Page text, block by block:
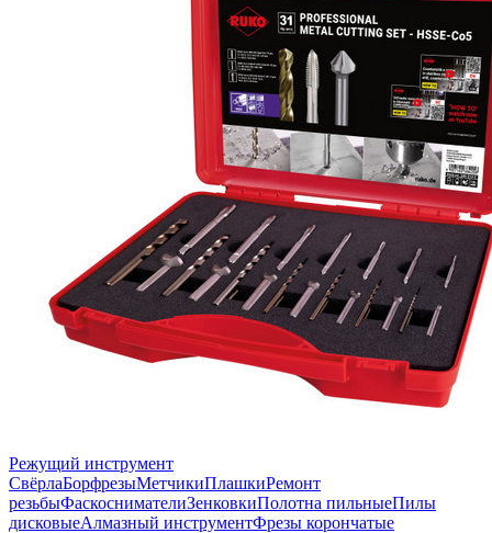
Режущий инструмент
СвёрлаБорфрезыМетчикиПлашкиРемонт
резьбыФаскоснимателиЗенковкиПолотна пильныеПилы
дисковыеАлмазный инструментФрезы корончатые